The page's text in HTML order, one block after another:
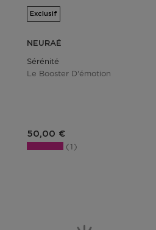
Exclusif
NEURAÉ
Sérénité
Le Booster D'émotion
50,00 €
1